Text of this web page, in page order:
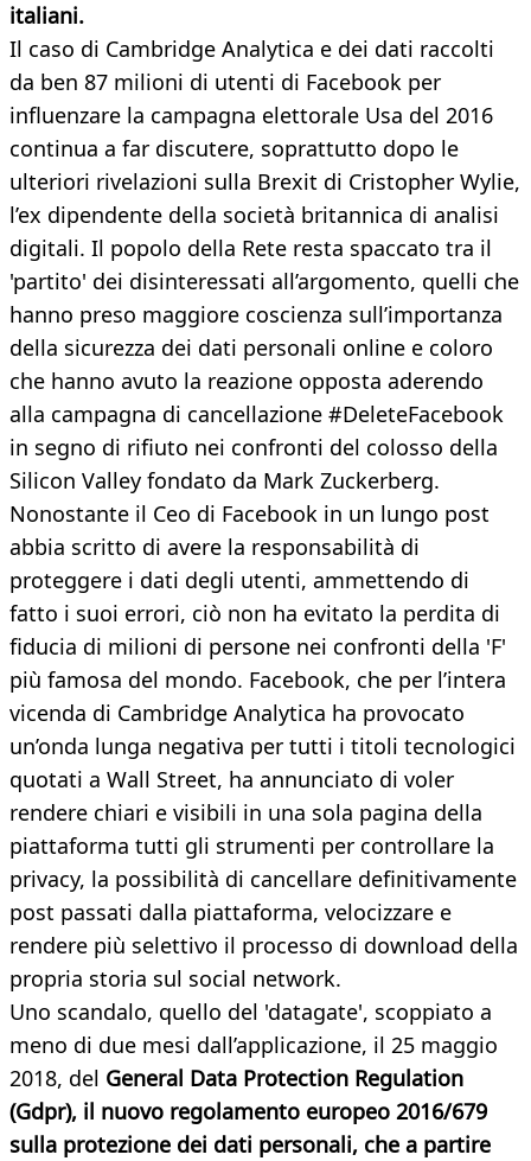
italiani.
Il caso di Cambridge Analytica e dei dati raccolti
da ben 87 milioni di utenti di Facebook per
influenzare la campagna elettorale Usa del 2016
continua a far discutere, soprattutto dopo le
ulteriori rivelazioni sulla Brexit di Cristopher Wylie,
l’ex dipendente della società britannica di analisi
digitali. Il popolo della Rete resta spaccato tra il
'partito' dei disinteressati all’argomento, quelli che
hanno preso maggiore coscienza sull’importanza
della sicurezza dei dati personali online e coloro
che hanno avuto la reazione opposta aderendo
alla campagna di cancellazione #DeleteFacebook
in segno di rifiuto nei confronti del colosso della
Silicon Valley fondato da Mark Zuckerberg.
Nonostante il Ceo di Facebook in un lungo post
abbia scritto di avere la responsabilità di
proteggere i dati degli utenti, ammettendo di
fatto i suoi errori, ciò non ha evitato la perdita di
fiducia di milioni di persone nei confronti della 'F'
più famosa del mondo. Facebook, che per l’intera
vicenda di Cambridge Analytica ha provocato
un’onda lunga negativa per tutti i titoli tecnologici
quotati a Wall Street, ha annunciato di voler
rendere chiari e visibili in una sola pagina della
piattaforma tutti gli strumenti per controllare la
privacy, la possibilità di cancellare definitivamente
post passati dalla piattaforma, velocizzare e
rendere più selettivo il processo di download della
propria storia sul social network.
Uno scandalo, quello del 'datagate', scoppiato a
meno di due mesi dall’applicazione, il 25 maggio
2018, del General Data Protection Regulation
(Gdpr), il nuovo regolamento europeo 2016/679
sulla protezione dei dati personali, che a partire